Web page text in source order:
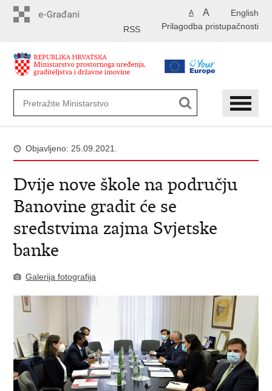
English
A A
Prilagodba pristupačnosti
RSS
Objavljeno: 25.09.2021.
Dvije nove škole na području
Banovine gradit će se
sredstvima zajma Svjetske
banke
Galerija fotografija